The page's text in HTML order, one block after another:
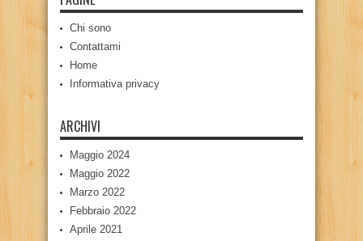
Chi sono
Contattami
Home
Informativa privacy
ARCHIVI
Maggio 2024
Maggio 2022
Marzo 2022
Febbraio 2022
Aprile 2021